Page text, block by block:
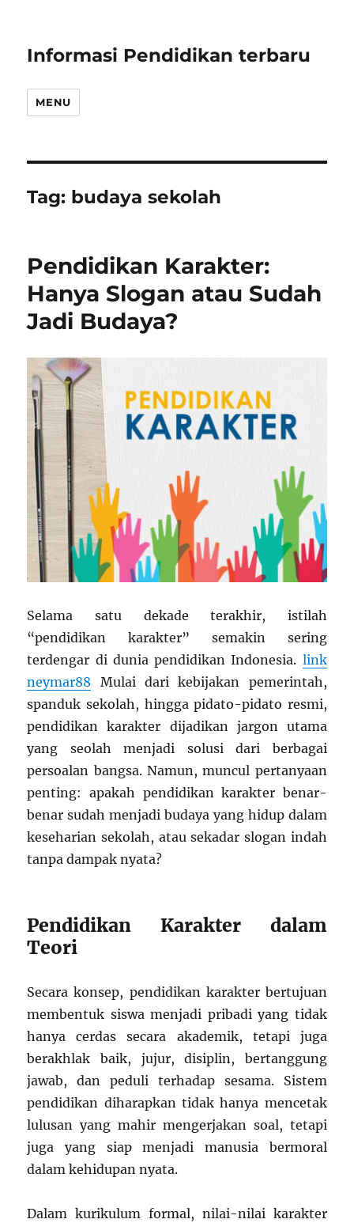
Informasi Pendidikan terbaru
MENU
Tag: budaya sekolah
Pendidikan Karakter:
Hanya Slogan atau Sudah
Jadi Budaya?
Selama satu dekade terakhir, istilah
“pendidikan karakter” semakin sering
terdengar di dunia pendidikan Indonesia. link
neymar88 Mulai dari kebijakan pemerintah,
spanduk sekolah, hingga pidato-pidato resmi,
pendidikan karakter dijadikan jargon utama
yang seolah menjadi solusi dari berbagai
persoalan bangsa. Namun, muncul pertanyaan
penting: apakah pendidikan karakter benar-
benar sudah menjadi budaya yang hidup dalam
keseharian sekolah, atau sekadar slogan indah
tanpa dampak nyata?
Pendidikan Karakter dalam
Teori
Secara konsep, pendidikan karakter bertujuan
membentuk siswa menjadi pribadi yang tidak
hanya cerdas secara akademik, tetapi juga
berakhlak baik, jujur, disiplin, bertanggung
jawab, dan peduli terhadap sesama. Sistem
pendidikan diharapkan tidak hanya mencetak
lulusan yang mahir mengerjakan soal, tetapi
juga yang siap menjadi manusia bermoral
dalam kehidupan nyata.
Dalam kurikulum formal, nilai-nilai karakter